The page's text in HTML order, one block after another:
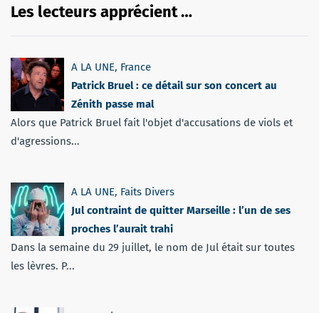
Les lecteurs apprécient …
A LA UNE, France
Patrick Bruel : ce détail sur son concert au
Zénith passe mal
Alors que Patrick Bruel fait l'objet d'accusations de viols et
d'agressions...
A LA UNE, Faits Divers
Jul contraint de quitter Marseille : l’un de ses
proches l’aurait trahi
Dans la semaine du 29 juillet, le nom de Jul était sur toutes
les lèvres. P...